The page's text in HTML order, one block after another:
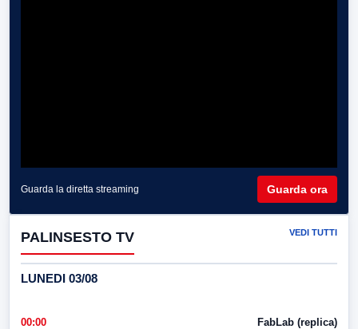
Guarda la diretta streaming Guarda ora
PALINSESTO TV VEDI TUTTI
LUNEDI 03/08
00:00 FabLab (replica)